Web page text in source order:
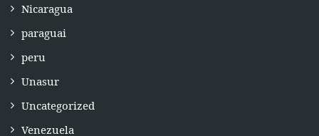
Nicaragua
paraguai
peru
Unasur
Uncategorized
Venezuela